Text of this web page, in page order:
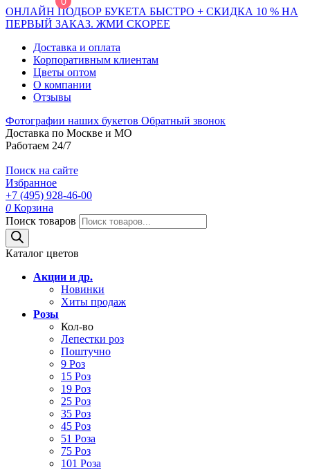
ОНЛАЙН ПОДБОР БУКЕТА БЫСТРО + СКИДКА 10 % НА
ПЕРВЫЙ ЗАКАЗ. ЖМИ СКОРЕЕ
Доставка и оплата
Корпоративным клиентам
Цветы оптом
О компании
Отзывы
Фотографии наших букетов Обратный звонок
Доставка по Москве и МО
Работаем 24/7
Поиск на сайте
Избранное
+7 (495) 928-46-00
0 Корзина
Поиск товаров
Каталог цветов
Акции и др.
Новинки
Хиты продаж
Розы
Кол-во
Лепестки роз
Поштучно
9 Роз
15 Роз
19 Роз
25 Роз
35 Роз
45 Роз
51 Роза
75 Роз
101 Роза